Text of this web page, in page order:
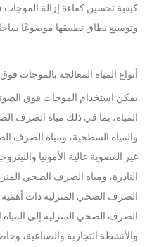
كيفية تحسين كفاءة إزالة الموجات
وتوسيع نطاق تطبيقها موضوعًا
أنواع المياه المعالجة بالموجات
يمكن استخدام الموجات فوق
المياه، بما في ذلك مياه الصرف
والمياه السطحية، ومياه الصرف
غير العضوية عالية الأمونيا
النادرة، ومياه الصرف الصحي
الصرف الصحي المنزلية ذات أهمية
الصرف الصحي المنزلية إلى المياه
والأنشطة التجارية والصناعية،